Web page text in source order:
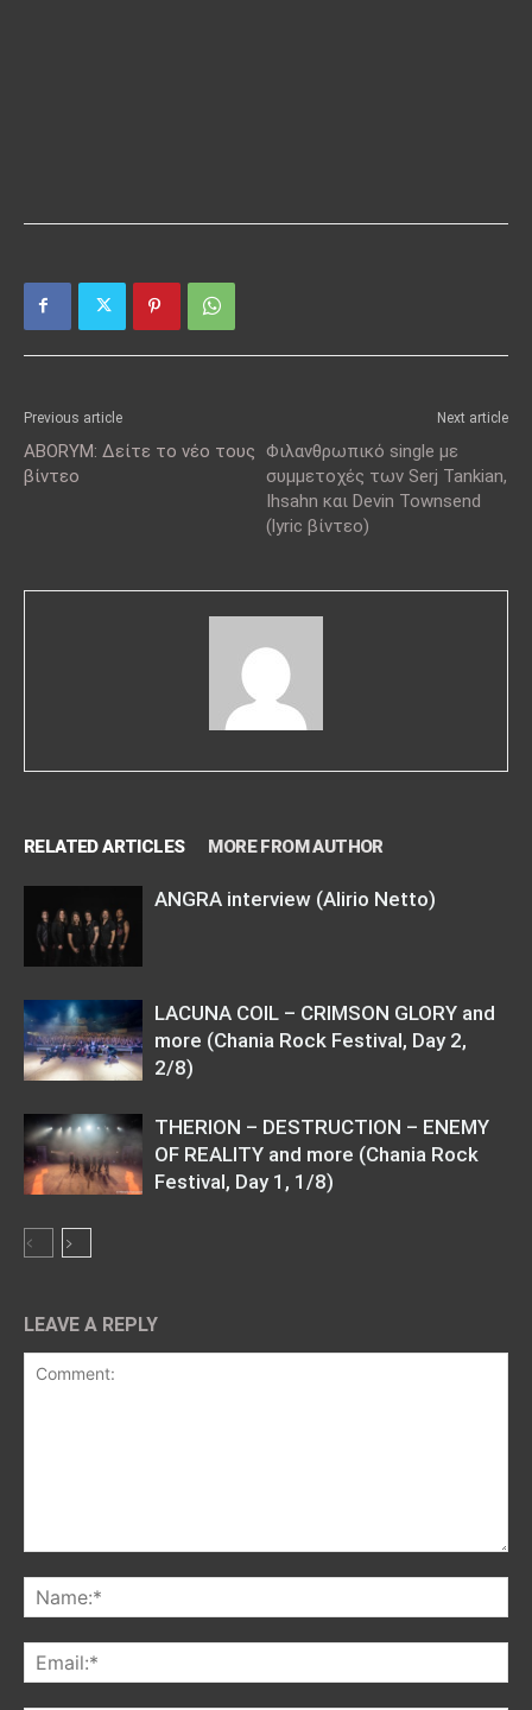
Previous article
ABORYM: Δείτε το νέο τους
βίντεο
Next article
Φιλανθρωπικό single με
συμμετοχές των Serj Tankian,
Ihsahn και Devin Townsend
(lyric βίντεο)
RELATED ARTICLES MORE FROM AUTHOR
ANGRA interview (Alirio Netto)
LACUNA COIL – CRIMSON GLORY and
more (Chania Rock Festival, Day 2,
2/8)
THERION – DESTRUCTION – ENEMY
OF REALITY and more (Chania Rock
Festival, Day 1, 1/8)
LEAVE A REPLY